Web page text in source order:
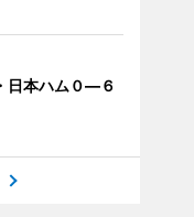
日本ハム０―６